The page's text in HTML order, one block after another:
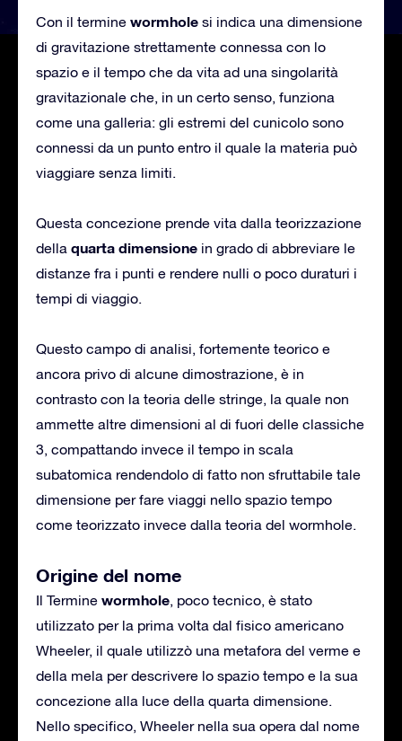
Con il termine wormhole si indica una dimensione
di gravitazione strettamente connessa con lo
spazio e il tempo che da vita ad una singolarità
gravitazionale che, in un certo senso, funziona
come una galleria: gli estremi del cunicolo sono
connessi da un punto entro il quale la materia può
viaggiare senza limiti.
Questa concezione prende vita dalla teorizzazione
della quarta dimensione in grado di abbreviare le
distanze fra i punti e rendere nulli o poco duraturi i
tempi di viaggio.
Questo campo di analisi, fortemente teorico e
ancora privo di alcune dimostrazione, è in
contrasto con la teoria delle stringe, la quale non
ammette altre dimensioni al di fuori delle classiche
3, compattando invece il tempo in scala
subatomica rendendolo di fatto non sfruttabile tale
dimensione per fare viaggi nello spazio tempo
come teorizzato invece dalla teoria del wormhole.
Origine del nome
Il Termine wormhole, poco tecnico, è stato
utilizzato per la prima volta dal fisico americano
Wheeler, il quale utilizzò una metafora del verme e
della mela per descrivere lo spazio tempo e la sua
concezione alla luce della quarta dimensione.
Nello specifico, Wheeler nella sua opera dal nome